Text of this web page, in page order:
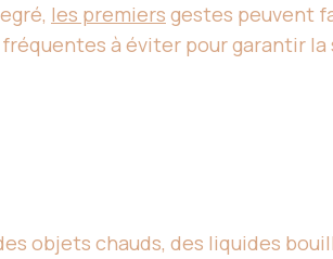
les premiers gestes peuvent
à éviter pour garantir
objets chauds, des liquides